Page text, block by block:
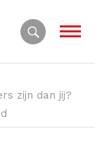
zijn dan jij?